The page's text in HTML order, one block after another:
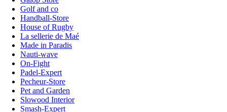
Golf and co
Handball-Store
House of Rugby
La sellerie de Maé
Made in Paradis
Nauti-wave
On-Fight
Padel-Expert
Pecheur-Store
Pet and Garden
Slowood Interior
Smash-Expert